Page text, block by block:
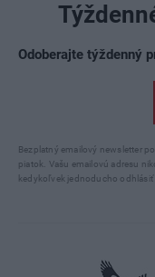
Odoberajte týždenný
Bezplatný emailový newsletter
piatok. Vašu emailovú adresu
kedykoľvek jednoducho